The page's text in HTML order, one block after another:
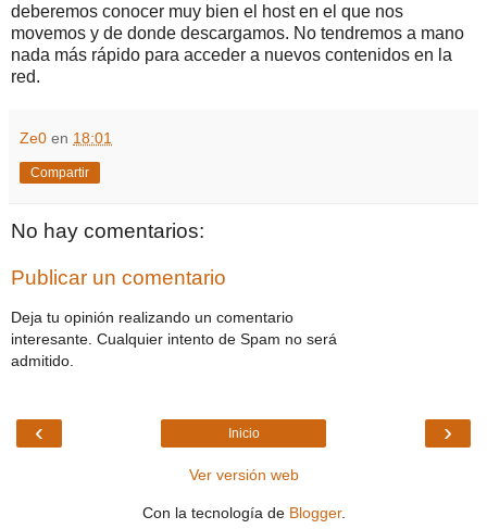
deberemos conocer muy bien el host en el que nos
movemos y de donde descargamos. No tendremos a mano
nada más rápido para acceder a nuevos contenidos en la
red.
Ze0 en 18:01
Compartir
No hay comentarios:
Publicar un comentario
Deja tu opinión realizando un comentario
interesante. Cualquier intento de Spam no será
admitido.
‹ ›
Inicio
Ver versión web
Con la tecnología de Blogger.